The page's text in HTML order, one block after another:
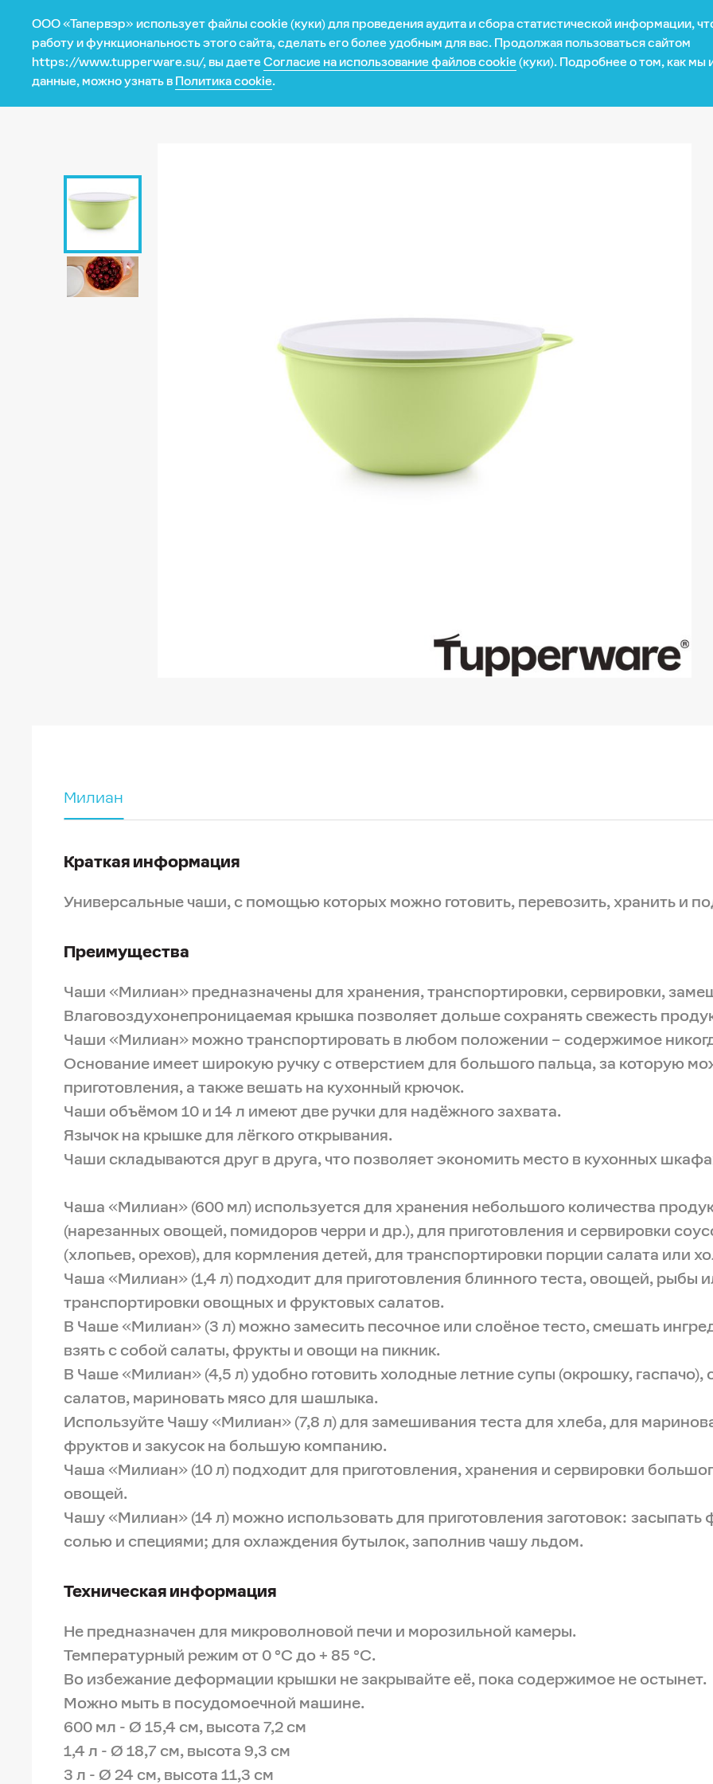
Магазин
Всегда с собой
Изделия из металла
Изделия из микрофибры
Микроволновая печь
Сервировка
Рецепты Новости Карьера Презентация
Милиан
Краткая информация
Универсальные чаши, с помощью которых можно готовить, перевозить, хранить и
Преимущества
Чаши «Милиан» предназначены для хранения, транспортировки, сервировки,
Влаговоздухонепроницаемая крышка позволяет дольше сохранять свежесть
Чаши «Милиан» можно транспортировать в любом положении – содержимое
Основание имеет широкую ручку с отверстием для большого пальца, за которую
приготовления, а также вешать на кухонный крючок.
Чаши объёмом 10 и 14 л имеют две ручки для надёжного захвата.
Язычок на крышке для лёгкого открывания.
Чаши складываются друг в друга, что позволяет экономить место в кухонных
Чаша «Милиан» (600 мл) используется для хранения небольшого количества
(нарезанных овощей, помидоров черри и др.), для приготовления и сервировки
(хлопьев, орехов), для кормления детей, для транспортировки порции салата или
Чаша «Милиан» (1,4 л) подходит для приготовления блинного теста, овощей, рыбы
транспортировки овощных и фруктовых салатов.
В Чаше «Милиан» (3 л) можно замесить песочное или слоёное тесто, смешать
взять с собой салаты, фрукты и овощи на пикник.
В Чаше «Милиан» (4,5 л) удобно готовить холодные летние супы (окрошку,
салатов, мариновать мясо для шашлыка.
Используйте Чашу «Милиан» (7,8 л) для замешивания теста для хлеба, для
фруктов и закусок на большую компанию.
Чаша «Милиан» (10 л) подходит для приготовления, хранения и сервировки
овощей.
Чашу «Милиан» (14 л) можно использовать для приготовления заготовок:
солью и специями; для охлаждения бутылок, заполнив чашу льдом.
Техническая информация
Не предназначен для микроволновой печи и морозильной камеры.
Температурный режим от 0 °C до + 85 °C.
Во избежание деформации крышки не закрывайте её, пока содержимое не остынет.
Можно мыть в посудомоечной машине.
600 мл - Ø 15,4 см, высота 7,2 см
1,4 л - Ø 18,7 см, высота 9,3 см
3 л - Ø 24 см, высота 11,3 см
ООО «Тапервэр» использует файлы cookie (куки) для проведения аудита и сбора статистической информации,
работу и функциональность этого сайта, сделать его более удобным для вас. Продолжая пользоваться сайтом
https://www.tupperware.su/, вы даете Согласие на использование файлов cookie (куки). Подробнее о том, как мы
данные, можно узнать в Политика cookie.